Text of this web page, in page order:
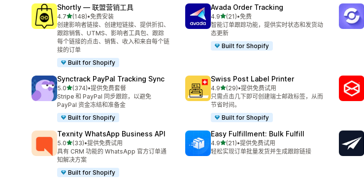
Shortly — 联盟营销工具
4.7星（满分 5 星）
(148)
总共 148 条评论
•免费安装
创建影响者链接、创建短链接、提供折扣、
跟踪销售、UTMS、影响者工具包、跟踪
每个链接的点击、销售、收入和来自每个链
接的订单
Built for Shopify
Avada Order Tracking
4.9星（满分 5 星）
(21)
总共 21 条评论
•免费
智能订单跟踪功能，提供实时状态和发货动
态更新
Built for Shopify
Synctrack PayPal Tracking Sync
5.0星（满分 5 星）
(374)
总共 374 条评论
•提供免费套餐
Stripe 和 PayPal 同步跟踪，以避免
PayPal 资金冻结和准备金
Built for Shopify
Swiss Post Label Printer
4.9星（满分 5 星）
(29)
总共 29 条评论
•提供免费试用
只需点击几下即可创建瑞士邮政标签，从而
节省时间。
Built for Shopify
Texnity WhatsApp Business API
5.0星（满分 5 星）
(33)
总共 33 条评论
•提供免费试用
具有 CRM 功能的 WhatsApp 官方订单通
知解决方案
Built for Shopify
Easy Fulfillment: Bulk Fulfill
4.9星（满分 5 星）
(21)
总共 21 条评论
•提供免费试用
轻松实现订单批量发货并生成跟踪链接